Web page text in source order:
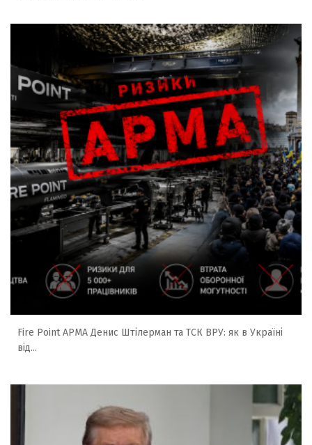
Fire Point АРМА Денис Штілерман та ТСК ВРУ: як в Україні
від...